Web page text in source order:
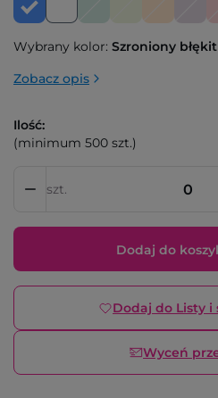
Wybrany kolor: Szroniony błękit
Zobacz opis
Ilość:
(minimum 500 szt.)
szt.
Dodaj do
Dodaj do Listy i
Wyceń